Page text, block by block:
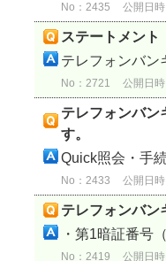
No：2435 公開日
ステートメント
テレフォンバン
No：2721 公開日
テレフォンバン
す。
Quick照会・手
No：2433 公開日
テレフォンバン
・第1暗証番号
No：2419 公開日